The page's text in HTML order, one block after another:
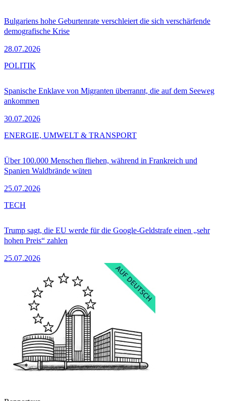
Bulgariens hohe Geburtenrate verschleiert die sich verschärfende
demografische Krise
28.07.2026
Spanische Enklave von Migranten überrannt, die auf dem Seeweg
ankommen
30.07.2026
POLITIK
Über 100.000 Menschen fliehen, während in Frankreich und
Spanien Waldbrände wüten
25.07.2026
ENERGIE, UMWELT & TRANSPORT
Trump sagt, die EU werde für die Google-Geldstrafe einen „sehr
hohen Preis“ zahlen
25.07.2026
TECH